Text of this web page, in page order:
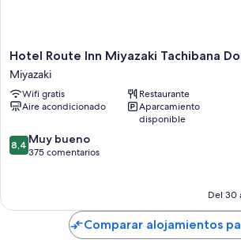
combinadas
Televisiones LCD con servicios de streaming
Frigoríficos, calefacción y servicio de limpieza
Hotel
Route
Inn
Miyazaki
Tachibana
Miyazaki
Hotel Route Inn Miyazaki Tachibana
Miyazaki
Wifi gratis
Restaurante
Aire acondicionado
Aparcamiento
disponible
8.4
sobre
375 comentarios
8,4 Muy bueno
375 comentarios
Del 30
Comparar alojamientos